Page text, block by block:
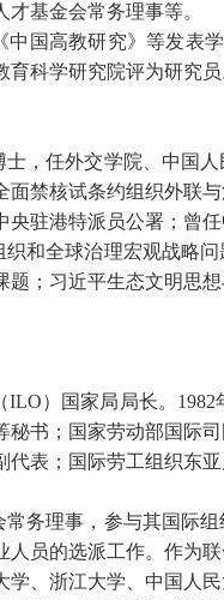
基金会常务理事等。
中国高教研究》等发表
育科学研究院评为研究员
，任外交学院、中国
面禁核试条约组织外联
驻港特派员公署；曾
和全球治理宏观战略
；习近平生态文明思
ILO）国家局局长。 1982
书；国家劳动部国际司
代表；国际劳工组织东
务理事，参与其国际组
员的选派工作。作为
、浙江大学、中国人